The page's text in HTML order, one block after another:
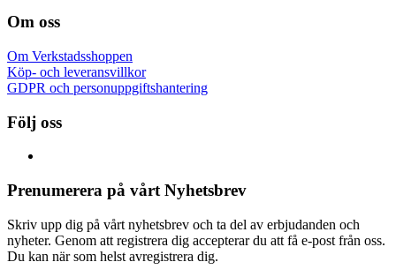
Om oss
Om Verkstadsshoppen
Köp- och leveransvillkor
GDPR och personuppgiftshantering
Följ oss
Prenumerera på vårt Nyhetsbrev
Skriv upp dig på vårt nyhetsbrev och ta del av erbjudanden och
nyheter. Genom att registrera dig accepterar du att få e-post från oss.
Du kan när som helst avregistrera dig.